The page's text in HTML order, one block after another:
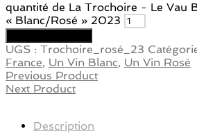
quantité de La Trochoire - Le Vau
« Blanc/Rosé » 2023
UGS : Trochoire_rosé_23
France, Un Vin Blanc, Un Vin Rosé
Previous Product
Next Product
Description